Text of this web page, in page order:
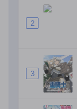
2
3